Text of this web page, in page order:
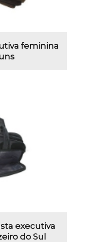
feminina
executiva
do Sul